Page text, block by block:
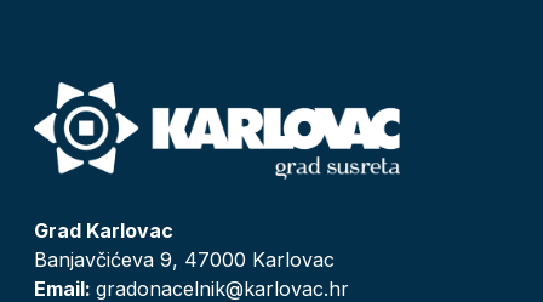
Grad Karlovac
Banjavčićeva 9, 47000 Karlovac
Email: gradonacelnik@karlovac.hr